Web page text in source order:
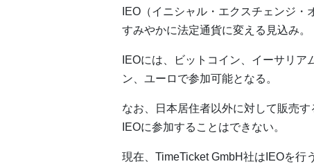
IEO（イニシャル・エクスチェンジ・
すみやかに法定通貨に変える見込み。
IEOには、ビットコイン、イーサリ
ン、ユーロで参加可能となる。
なお、日本居住者以外に対して販売
IEOに参加することはできない。
現在、TimeTicket GmbH社はIEOを行